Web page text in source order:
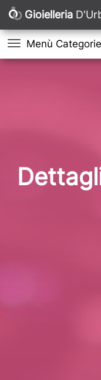
Gioielleria
Menù Categorie